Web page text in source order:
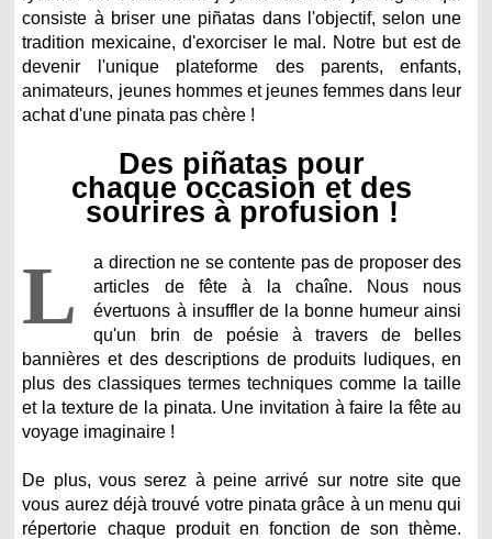
consiste à briser une piñatas dans l'objectif, selon une
tradition mexicaine, d'exorciser le mal. Notre but est de
devenir l'unique plateforme des parents, enfants,
animateurs, jeunes hommes et jeunes femmes dans leur
achat d'une pinata pas chère !
Des piñatas pour
chaque occasion et des
sourires à profusion !
L
a direction ne se contente pas de proposer des
articles de fête à la chaîne. Nous nous
évertuons à insuffler de la bonne humeur ainsi
qu'un brin de poésie à travers de belles
bannières et des descriptions de produits ludiques, en
plus des classiques termes techniques comme la taille
et la texture de la pinata. Une invitation à faire la fête au
voyage imaginaire !
De plus, vous serez à peine arrivé sur notre site que
vous aurez déjà trouvé votre pinata grâce à un menu qui
répertorie chaque produit en fonction de son thème.